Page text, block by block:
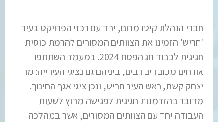
חברי הנהלת קיטו מרום, יחד עם רכזי הפרויקט בעיר
'חריש' הזמינו את הצוותים המסורים להרמת כוסית
חגיגית לכבוד חג הפסח 2024. במעמד השתתפו
אורחים מכובדים רבים, ביניהם גם נציגי העירייה: מר
יצחק קשת, ראש העיר חריש, ונכן ציגי אגף החינוך.
מדובר בהזדמנות חגיגית לפגישה מחוץ לשעות
העבודה יחד עם הצוותים המסורים, אשר במהלכה